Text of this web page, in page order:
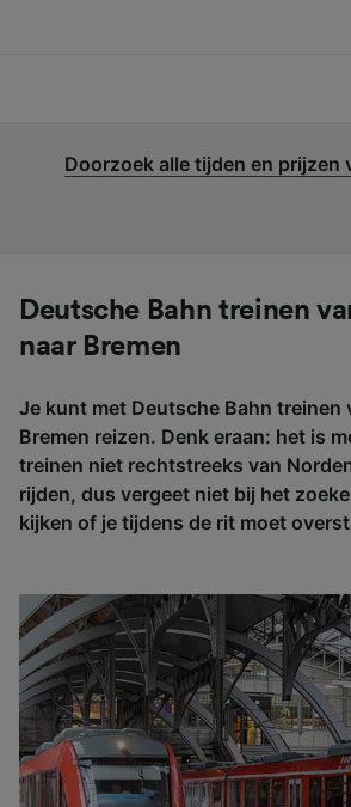
Doorzoek alle tijden en prijzen
Deutsche Bahn treinen
naar Bremen
Je kunt met Deutsche Bahn treinen
Bremen reizen. Denk eraan: het is
treinen niet rechtstreeks van
rijden, dus vergeet niet bij het
kijken of je tijdens de rit moet